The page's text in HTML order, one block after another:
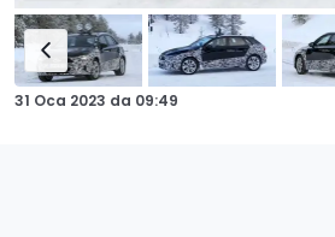
31 Oca 2023 da 09:49